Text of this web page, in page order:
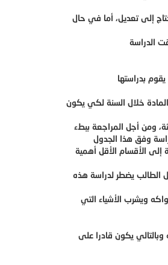
خلال السنة لكي يكون
إلى الأقسام الأقل أهمية
الطالب يضطر لدراسة هذه
ويشرب الأشياء التي
يكون قادرا على